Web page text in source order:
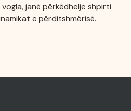
janë përkëdhelje shpirti
e përditshmërisë.